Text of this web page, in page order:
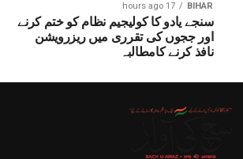
BIHAR
17 hours ago
سنجے یادو کا کولیجیم نظام کو ختم کرنے
اور ججوں کی تقرری میں ریزرویشن
نافذ کرنے کامطالبہ